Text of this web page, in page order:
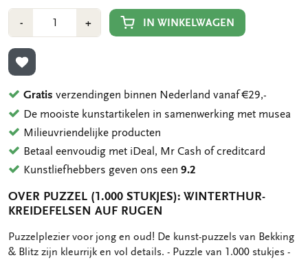
-Min
1
+Plus
1
IN WINKELWAGEN
TOEVOEGEN AAN VERLANGLIJST
Gratis verzendingen binnen Nederland vanaf €29,-
De mooiste kunstartikelen in samenwerking met musea
Milieuvriendelijke producten
Betaal eenvoudig met iDeal, Mr Cash of creditcard
Kunstliefhebbers geven ons een9.2
OVER PUZZEL (1.000 STUKJES): WINTERTHUR-
KREIDEFELSEN AUF RUGEN
OMSCHRIJVING
Puzzelplezier voor jong en oud! De kunst-puzzels van Bekking
& Blitz zijn kleurrijk en vol details. - Puzzle van 1.000 stukjes -